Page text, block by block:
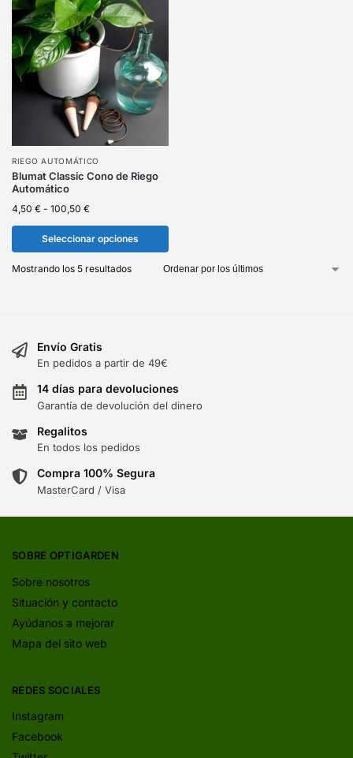
RIEGO AUTOMÁTICO
Blumat Classic Cono de Riego
Automático
4,50 € - 100,50 €
Seleccionar opciones
Mostrando los 5 resultados
Envío Gratis
En pedidos a partir de 49€
14 días para devoluciones
Garantía de devolución del dinero
Regalitos
En todos los pedidos
Compra 100% Segura
MasterCard / Visa
SOBRE OPTIGARDEN
Sobre nosotros
Situación y contacto
Ayúdanos a mejorar
Mapa del sito web
REDES SOCIALES
Instagram
Facebook